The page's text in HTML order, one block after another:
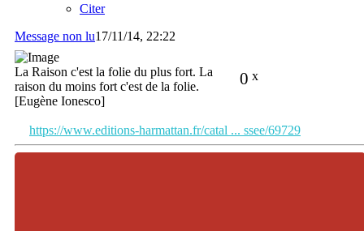
Citer
Message non lu17/11/14, 22:22
0 x
La Raison c'est la folie du plus fort. La
raison du moins fort c'est de la folie.
[Eugène Ionesco]
https://www.editions-harmattan.fr/catal ... ssee/69729